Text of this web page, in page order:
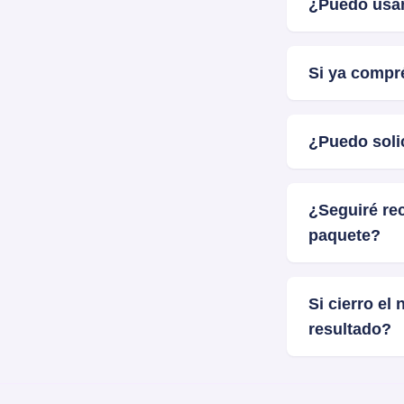
¿Puedo
Sí, puedes
Si ya
¿Puedo
Lo
problema,
¿Seguiré
paquete?
¡Sí!
compra.
Si cierro el
resultado?